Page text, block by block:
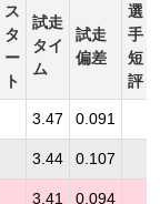
ス
タ
ー
ト
試走
タイ
ム
試走
偏差
選
手
短
評
3.47 0.091
3.44 0.107
3.41 0.094